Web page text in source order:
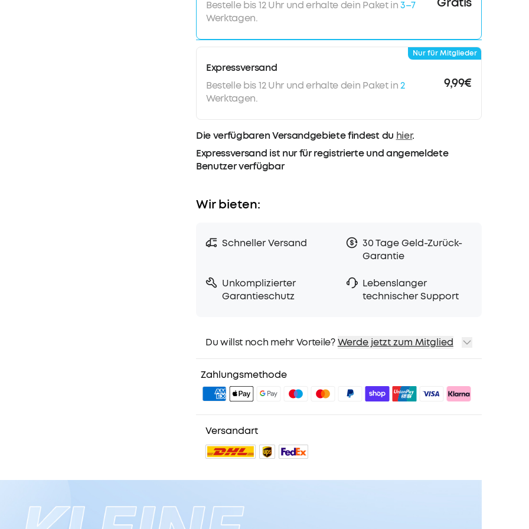
Bestelle bis 12 Uhr und erhalte dein Paket in3–7
Werktagen.
Expressversand
Bestelle bis 12 Uhr und erhalte dein Paket in2
Werktagen.
9,99€
Nur für Mitglieder
Die verfügbaren Versandgebiete findest du hier.
Expressversand ist nur für registrierte und angemeldete
Benutzer verfügbar
Wir bieten:
Schneller Versand
30 Tage Geld-Zurück-
Garantie
Unkomplizierter
Garantieschutz
Lebenslanger
technischer Support
Du willst noch mehr Vorteile? Werde jetzt zum Mitglied
2. Mitglieder-Preise für ausgewähte Produkte
3. Geburtstagsgeschenk
4. Weitere Vorteile mit soundcoreCreditsMehr erfahren
Zahlungsmethode
Versandart